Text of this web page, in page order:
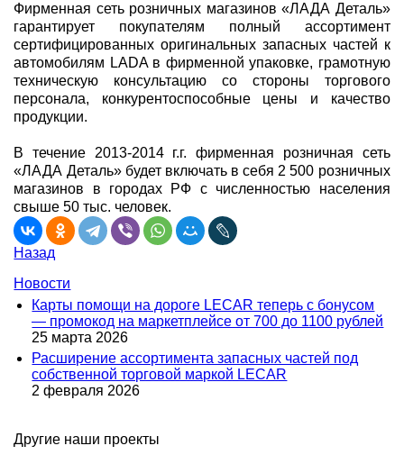
Фирменная сеть розничных магазинов «ЛАДА Деталь»
гарантирует покупателям полный ассортимент
сертифицированных оригинальных запасных частей к
автомобилям LADA в фирменной упаковке, грамотную
техническую консультацию со стороны торгового
персонала, конкурентоспособные цены и качество
продукции.
В течение 2013-2014 г.г. фирменная розничная сеть
«ЛАДА Деталь» будет включать в себя 2 500 розничных
магазинов в городах РФ с численностью населения
свыше 50 тыс. человек.
Назад
Новости
Карты помощи на дороге LECAR теперь с бонусом
— промокод на маркетплейсе от 700 до 1100 рублей
25 марта 2026
Расширение ассортимента запасных частей под
собственной торговой маркой LECAR
2 февраля 2026
Другие наши проекты